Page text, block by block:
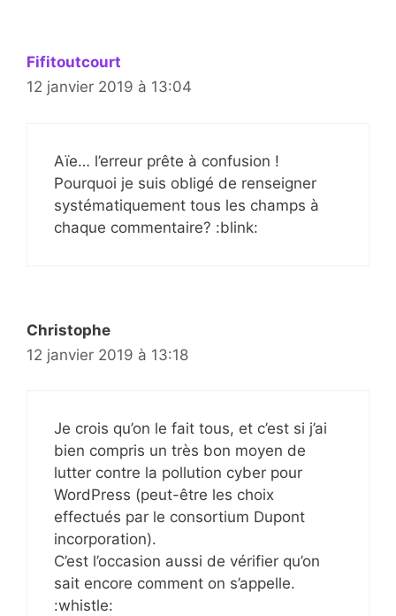
Fifitoutcourt
12 janvier 2019 à 13:04
Aïe… l’erreur prête à confusion !
Pourquoi je suis obligé de renseigner
systématiquement tous les champs à
chaque commentaire? :blink:
Christophe
12 janvier 2019 à 13:18
Je crois qu’on le fait tous, et c’est si j’ai
bien compris un très bon moyen de
lutter contre la pollution cyber pour
WordPress (peut-être les choix
effectués par le consortium Dupont
incorporation).
C’est l’occasion aussi de vérifier qu’on
sait encore comment on s’appelle.
:whistle: